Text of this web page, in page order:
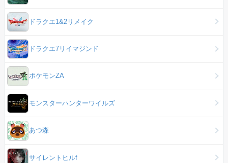
ドラクエ1&2リメイク
ドラクエ7リイマジンド
ポケモンZA
モンスターハンターワイルズ
あつ森
サイレントヒルf